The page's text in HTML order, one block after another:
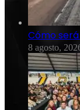
Cómo
8 agosto,